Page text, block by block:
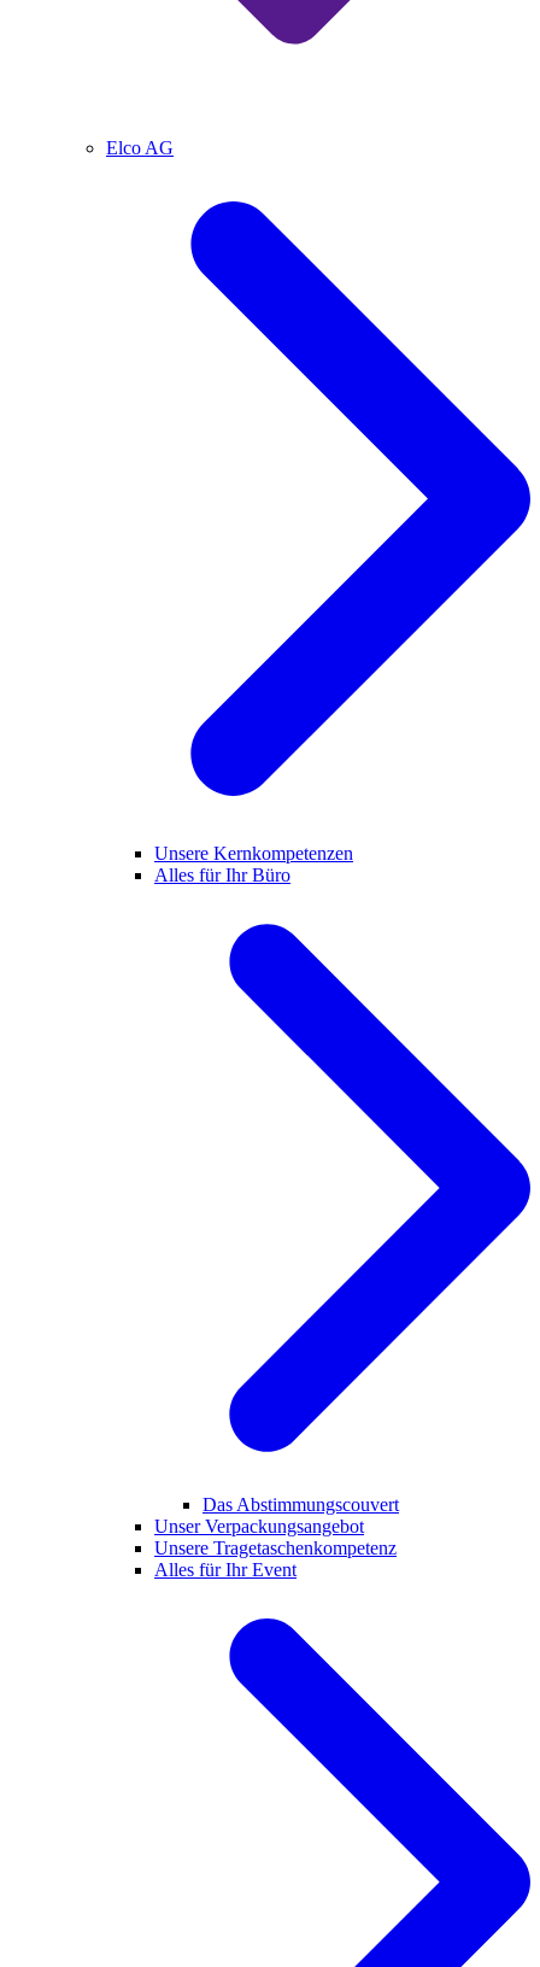
Elco AG
Unsere Kernkompetenzen
Alles für Ihr Büro
Das Abstimmungscouvert
Unser Verpackungsangebot
Unsere Tragetaschenkompetenz
Alles für Ihr Event